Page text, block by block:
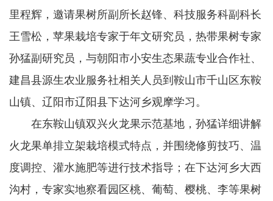
里程辉，邀请果树所副所长赵锋、科技服务科副科长
王雪松，苹果栽培专家于年文研究员，热带果树专家
孙猛副研究员，与朝阳市小安生态果蔬专业合作社、
建昌县源生农业服务社相关人员到鞍山市千山区东鞍
山镇、辽阳市辽阳县下达河乡观摩学习。
在东鞍山镇双兴火龙果示范基地，孙猛详细讲解
火龙果单排立架栽培模式特点，并围绕修剪技巧、温
度调控、灌水施肥等进行技术指导；在下达河乡大西
沟村，专家实地察看园区桃、葡萄、樱桃、李等果树